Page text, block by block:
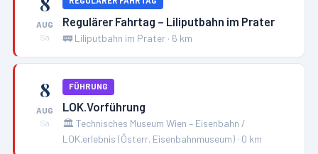
AUG
Sa
Regulärer Fahrtag – Liliputbahn im Prater
🚃 Liliputbahn im Prater · 6 km
8
AUG
Sa
FÜHRUNG
LOK.Vorführung
🏛️ Technisches Museum Wien – Eisenbahn /
LOK.erlebnis (Österr. Eisenbahnmuseum) · 0 km